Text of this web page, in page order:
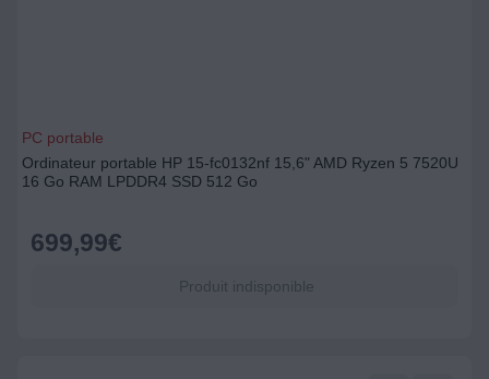
PC portable
Ordinateur portable HP 15-fc0132nf 15,6" AMD Ryzen 5 7520U
16 Go RAM LPDDR4 SSD 512 Go
699,99€
Produit indisponible